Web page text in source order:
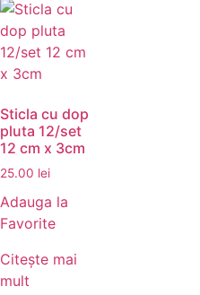
Sticla cu dop
pluta 12/set
12 cm x 3cm
25.00 lei
Adauga la
Favorite
Citește mai
mult